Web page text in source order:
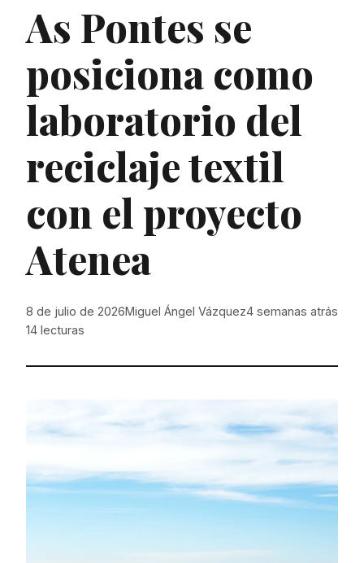
As Pontes se
posiciona como
laboratorio del
reciclaje textil
con el proyecto
Atenea
8 de julio de 2026Miguel Ángel Vázquez4 semanas atrás
14 lecturas